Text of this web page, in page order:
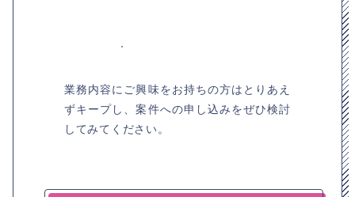
業務内容にご興味をお持ちの方はとりあえ
ずキープし、案件への申し込みをぜひ検討
してみてください。